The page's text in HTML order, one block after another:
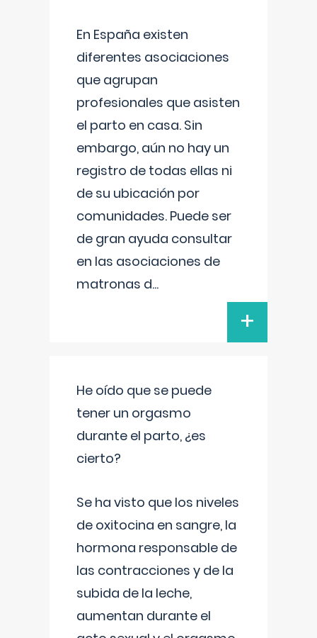
En España existen
diferentes asociaciones
que agrupan
profesionales que asisten
el parto en casa. Sin
embargo, aún no hay un
registro de todas ellas ni
de su ubicación por
comunidades. Puede ser
de gran ayuda consultar
en las asociaciones de
matronas d...
+
He oído que se puede
tener un orgasmo
durante el parto, ¿es
cierto?
Se ha visto que los niveles
de oxitocina en sangre, la
hormona responsable de
las contracciones y de la
subida de la leche,
aumentan durante el